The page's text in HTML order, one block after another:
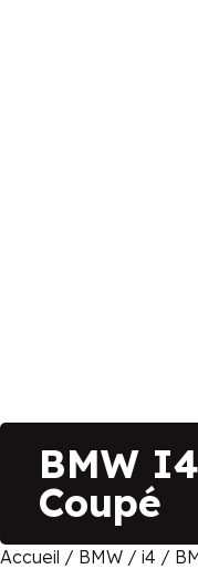
BMW
Coupé
Accueil / BMW / i4 /